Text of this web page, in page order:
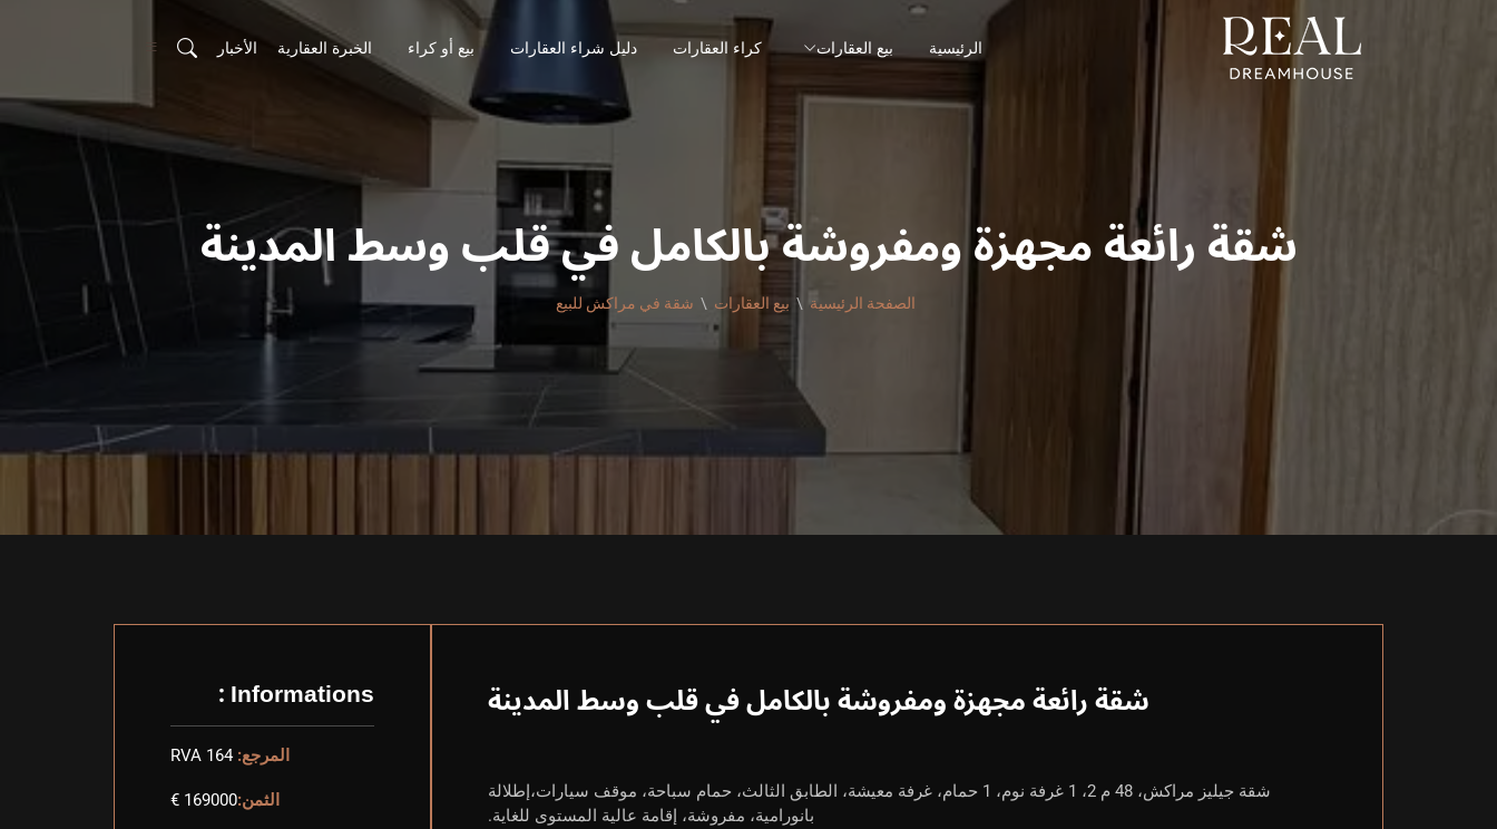
الرئيسية بيع العقارات كراء العقارات دليل شراء العقارات بيع أو كراء الخبرة العقارية الأخبار
شقة رائعة مجهزة ومفروشة بالكامل في قلب وسط المدينة
الصفحة الرئيسية بيع العقارات شقة في مراكش للبيع
شقة رائعة مجهزة ومفروشة بالكامل في قلب وسط المدينة
شقة جيليز مراكش، 48 م 2، 1 غرفة نوم، 1 حمام، غرفة معيشة، الطابق الثالث، حمام سباحة، موقف سيارات،إطلالة
بانورامية، مفروشة، إقامة عالية المستوى للغاية.
Informations :
المرجع: RVA 164
الثمن:169000 €